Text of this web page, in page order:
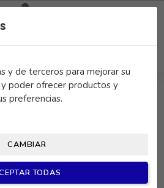
y de terceros para mejorar su
poder ofrecer productos y
preferencias.
CAMBIAR
TODAS